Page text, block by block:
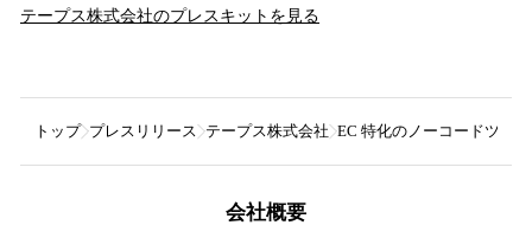
テープス株式会社のプレスキットを見る
トップ プレスリリース テープス株式会社 EC 特化のノーコードツー
会社概要